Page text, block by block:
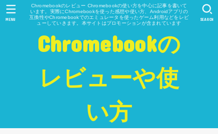
Chromebookのレビュー Chromebookの使い方を中心に記事を書いて
います。実際にChromebookを使った感想や使い方、Androidアプリの
互換性やChromebookでのエミュレータを使ったゲーム利用などをレビ
ューしていきます。本サイトはプロモーションが含まれています
Chromebookの
レビューや使
い方
SEARCH
MENU